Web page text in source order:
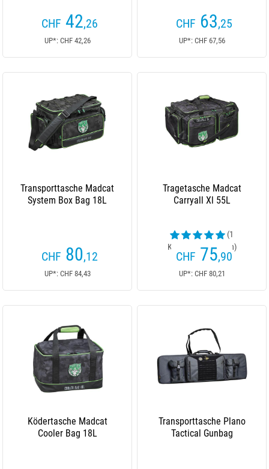
CHF 42,26
UP*: CHF 42,26
CHF 63,25
UP*: CHF 67,56
Transporttasche Madcat
System Box Bag 18L
CHF 80,12
UP*: CHF 84,43
Tragetasche Madcat
Carryall Xl 55L
(1
Kundenrezensionen)
CHF 75,90
UP*: CHF 80,21
Ködertasche Madcat
Cooler Bag 18L
Transporttasche Plano
Tactical Gunbag